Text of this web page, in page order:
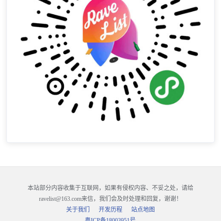
本站部分内容收集于互联网，如果有侵权内容、不妥之处，请给
ravelist@163.com来信，我们会及时处理和回复，谢谢！
关于我们
开发历程
站点地图